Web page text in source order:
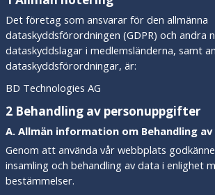
Det företag som ansvarar för den allmänna
dataskyddsförordningen (GDPR) och andra
dataskyddslagar i medlemsländerna, samt
dataskyddsförordningar, är:
BD Technologies AG
2 Behandling av personuppgifter
A. Allmän information om Behandling
Genom att använda vår webbplats
insamling och behandling av data i enlighet
bestämmelser.